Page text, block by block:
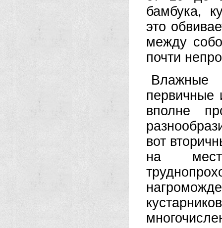
бамбука,
это
между
почти
Влажные
первичные
вполне
вот
на